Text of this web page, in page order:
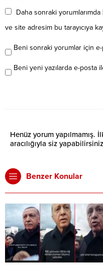
Daha sonraki yorumlarımda
ve site adresim bu tarayıcıya
Beni sonraki yorumlar için
Beni yeni yazılarda e-posta
Henüz yorum yapılmamış.
aracılığıyla siz
Benzer Konular